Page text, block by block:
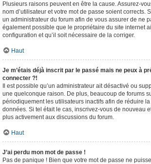
Plusieurs raisons peuvent en être la cause. Assurez-
nom d’utilisateur et votre mot de passe soient corrects.
un administrateur du forum afin de vous assurer de ne
également possible que le propriétaire du site internet
configuration et qu’il soit nécessaire de la corriger.
Haut
Je m’étais déjà inscrit par le passé mais ne peux à
connecter ?!
Il est possible qu’un administrateur ait désactivé ou
une quelconque raison. De plus, beaucoup de forums
périodiquement les utilisateurs inactifs afin de réduire
données. Si tel était le cas, inscrivez-vous de nouveau
plus activement aux discussions du forum.
Haut
J’ai perdu mon mot de passe !
Pas de panique ! Bien que votre mot de passe ne